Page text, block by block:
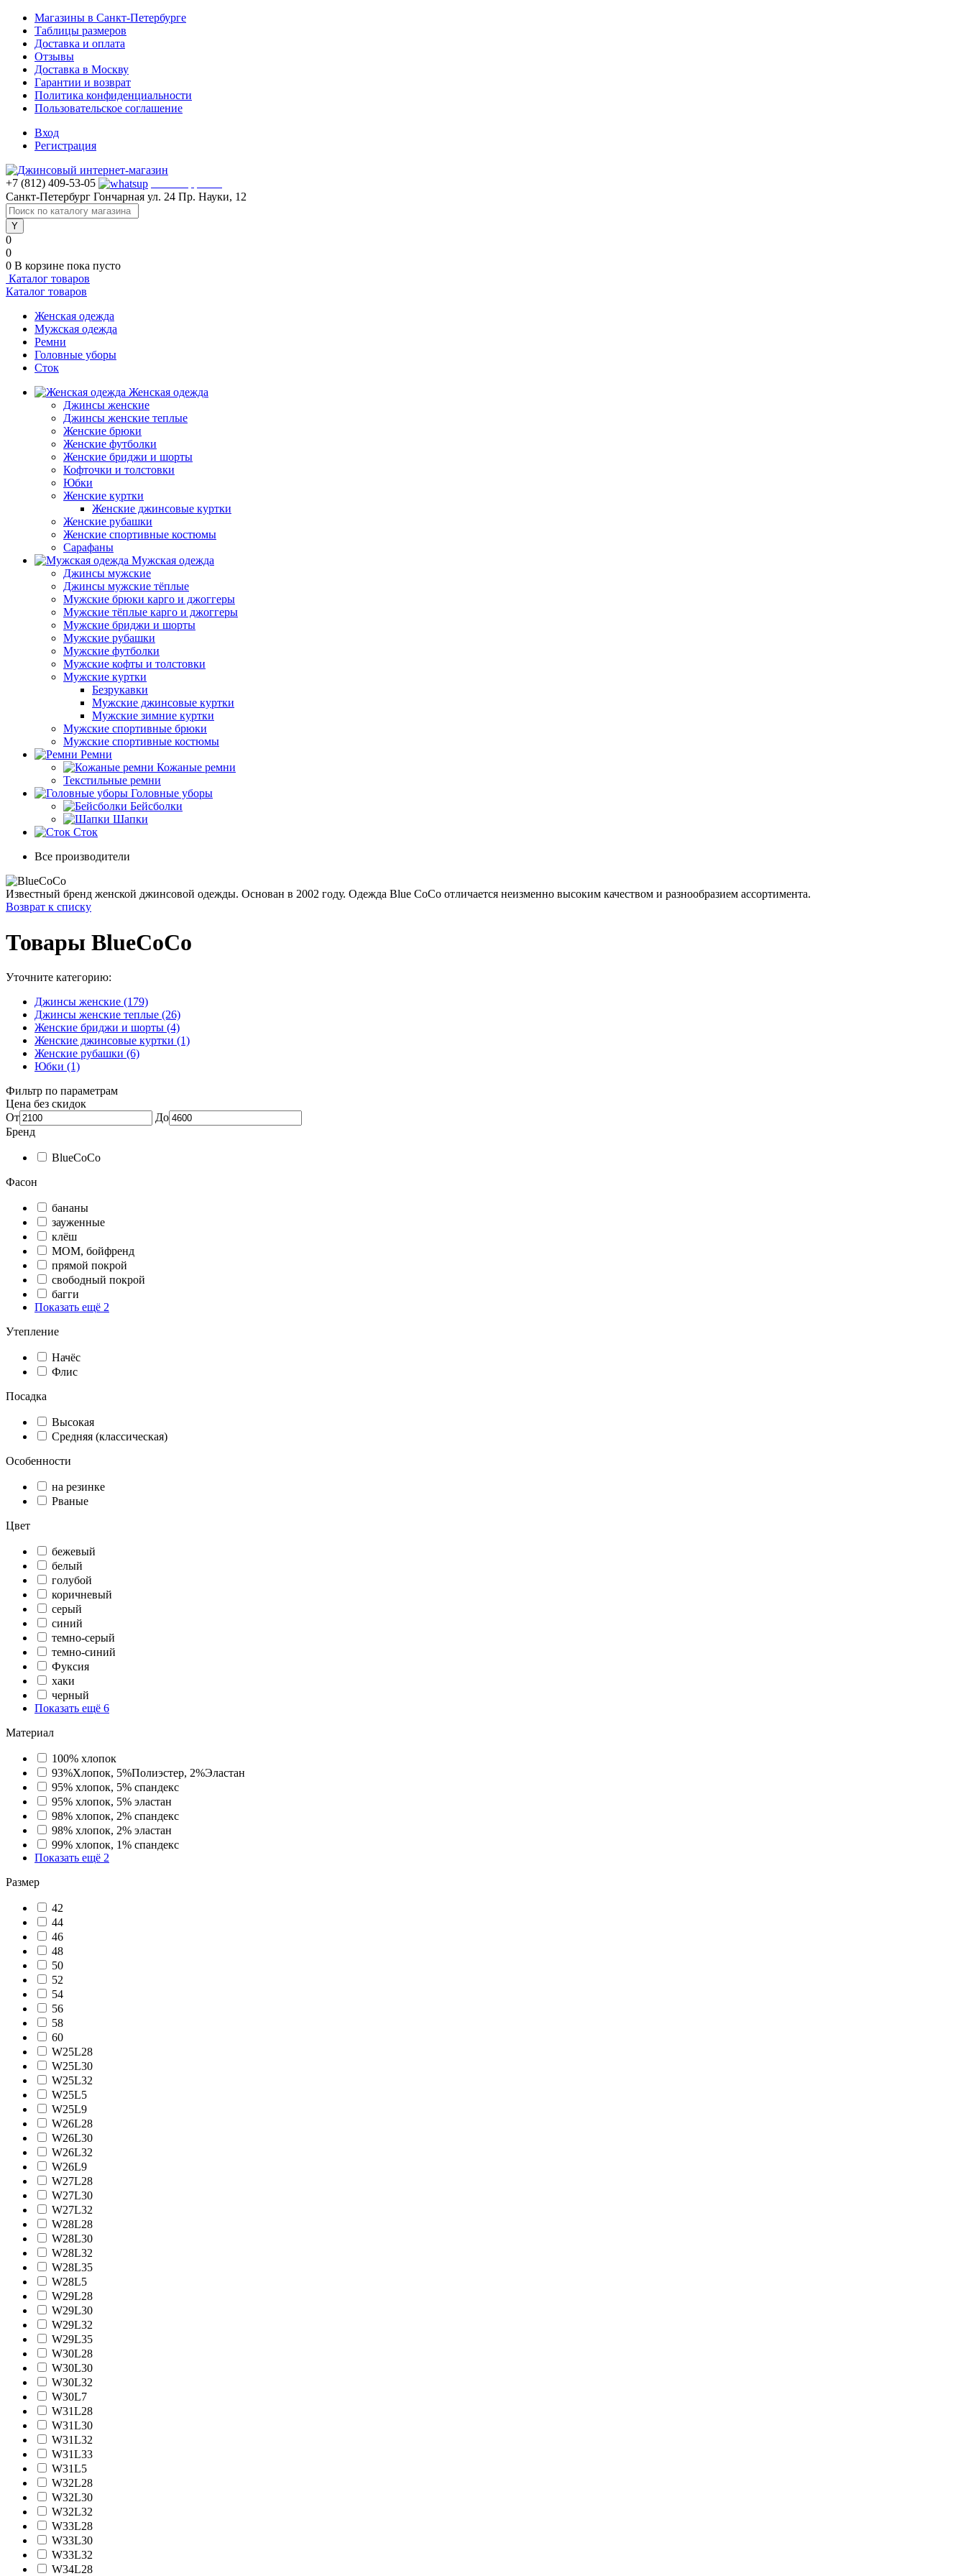
Магазины в Санкт-Петербурге
Таблицы размеров
Доставка и оплата
Отзывы
Доставка в Москву
Гарантии и возврат
Политика конфиденциальности
Пользовательское соглашение
Вход
Регистрация
+7 (812) 409-53-05
Санкт-Петербург Гончарная ул. 24 Пр. Науки, 12
0
0
0 В корзине пока пусто
Каталог товаров
Каталог товаров
Женская одежда
Мужская одежда
Ремни
Головные уборы
Сток
Женская одежда
Джинсы женские
Джинсы женские теплые
Женские брюки
Женские футболки
Женские бриджи и шорты
Кофточки и толстовки
Юбки
Женские куртки
Женские джинсовые куртки
Женские рубашки
Женские спортивные костюмы
Сарафаны
Мужская одежда
Джинсы мужские
Джинсы мужские тёплые
Мужские брюки карго и джоггеры
Мужские тёплые карго и джоггеры
Мужские бриджи и шорты
Мужские рубашки
Мужские футболки
Мужские кофты и толстовки
Мужские куртки
Безрукавки
Мужские джинсовые куртки
Мужские зимние куртки
Мужские спортивные брюки
Мужские спортивные костюмы
Ремни
Кожаные ремни
Текстильные ремни
Головные уборы
Бейсболки
Шапки
Сток
Все производители
Известный бренд женской джинсовой одежды. Основан в 2002 году. Одежда Blue CoCo отличается неизменно высоким качеством и разнообразием ассортимента.
Возврат к списку
Товары BlueCoCo
Уточните категорию:
Джинсы женские (179)
Джинсы женские теплые (26)
Женские бриджи и шорты (4)
Женские джинсовые куртки (1)
Женские рубашки (6)
Юбки (1)
Фильтр по параметрам
Цена без скидок
От
До
Бренд
BlueCoCo
Фасон
бананы
зауженные
клёш
МОМ, бойфренд
прямой покрой
свободный покрой
багги
Показать ещё 2
Утепление
Начёс
Флис
Посадка
Высокая
Средняя (классическая)
Особенности
на резинке
Рваные
Цвет
бежевый
белый
голубой
коричневый
серый
синий
темно-серый
темно-синий
Фуксия
хаки
черный
Показать ещё 6
Материал
100% хлопок
93%Хлопок, 5%Полиэстер, 2%Эластан
95% хлопок, 5% спандекс
95% хлопок, 5% эластан
98% хлопок, 2% спандекс
98% хлопок, 2% эластан
99% хлопок, 1% спандекс
Показать ещё 2
Размер
42
44
46
48
50
52
54
56
58
60
W25L28
W25L30
W25L32
W25L5
W25L9
W26L28
W26L30
W26L32
W26L9
W27L28
W27L30
W27L32
W28L28
W28L30
W28L32
W28L35
W28L5
W29L28
W29L30
W29L32
W29L35
W30L28
W30L30
W30L32
W30L7
W31L28
W31L30
W31L32
W31L33
W31L5
W32L28
W32L30
W32L32
W33L28
W33L30
W33L32
W34L28